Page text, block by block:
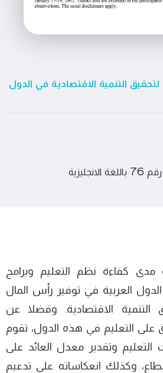
التنمية الاقتصادية في الدول
كفاءة نظم التعليم وبرامج
العربية في توفير رأس المال
التنمية الاقتصادية. وفضلا عن
على التعليم في هذه الدول، تقوم
التعليم وتقدير معدل العائد على
وكذلك انعكاساته على تدعيم